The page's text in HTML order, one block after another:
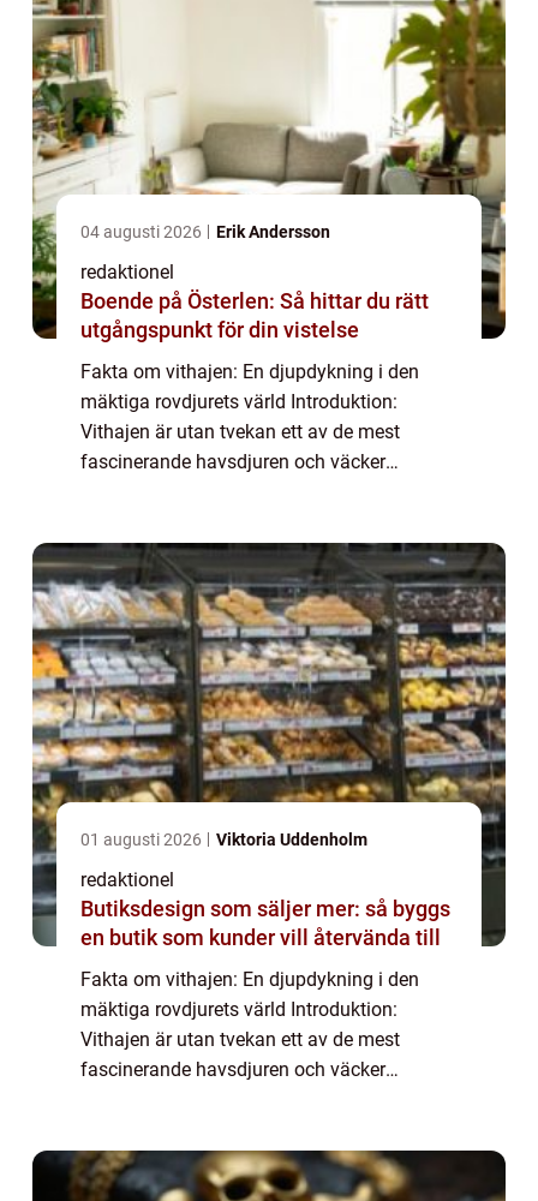
04 augusti 2026 Erik Andersson
redaktionel
Boende på Österlen: Så hittar du rätt
utgångspunkt för din vistelse
Fakta om vithajen: En djupdykning i den
mäktiga rovdjurets värld Introduktion:
Vithajen är utan tvekan ett av de mest
fascinerande havsdjuren och väcker
utforska oli...
01 augusti 2026 Viktoria Uddenholm
redaktionel
Butiksdesign som säljer mer: så byggs
en butik som kunder vill återvända till
Fakta om vithajen: En djupdykning i den
mäktiga rovdjurets värld Introduktion:
Vithajen är utan tvekan ett av de mest
fascinerande havsdjuren och väcker
utforska oli...